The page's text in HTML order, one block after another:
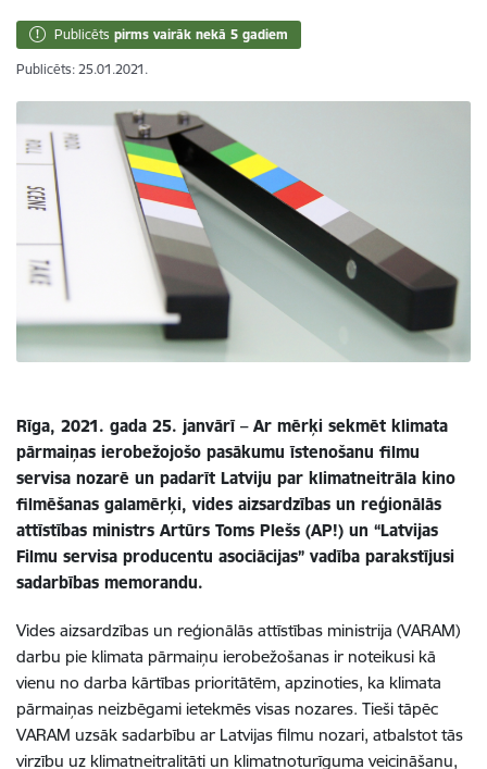
Publicēts pirms vairāk nekā 5 gadiem
Publicēts: 25.01.2021.
Rīga, 2021. gada 25. janvārī – Ar mērķi sekmēt klimata
pārmaiņas ierobežojošo pasākumu īstenošanu filmu
servisa nozarē un padarīt Latviju par klimatneitrāla kino
filmēšanas galamērķi, vides aizsardzības un reģionālās
attīstības ministrs Artūrs Toms Plešs (AP!) un “Latvijas
Filmu servisa producentu asociācijas” vadība parakstījusi
sadarbības memorandu.
Vides aizsardzības un reģionālās attīstības ministrija (VARAM)
darbu pie klimata pārmaiņu ierobežošanas ir noteikusi kā
vienu no darba kārtības prioritātēm, apzinoties, ka klimata
pārmaiņas neizbēgami ietekmēs visas nozares. Tieši tāpēc
VARAM uzsāk sadarbību ar Latvijas filmu nozari, atbalstot tās
virzību uz klimatneitralitāti un klimatnoturīguma veicināšanu,